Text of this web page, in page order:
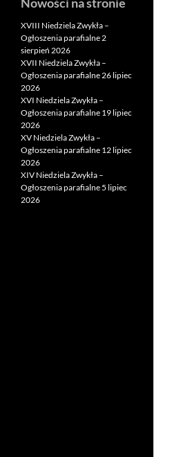
XVIII Niedziela Zwykła –
Ogłoszenia parafialne 2
sierpień 2026
XVII Niedziela Zwykła –
Ogłoszenia parafialne 26 lipiec
2026
XVI Niedziela Zwykła –
Ogłoszenia parafialne 19 lipiec
2026
XV Niedziela Zwykła –
Ogłoszenia parafialne 12 lipiec
2026
XIV Niedziela Zwykła –
Ogłoszenia parafialne 5 lipiec
2026